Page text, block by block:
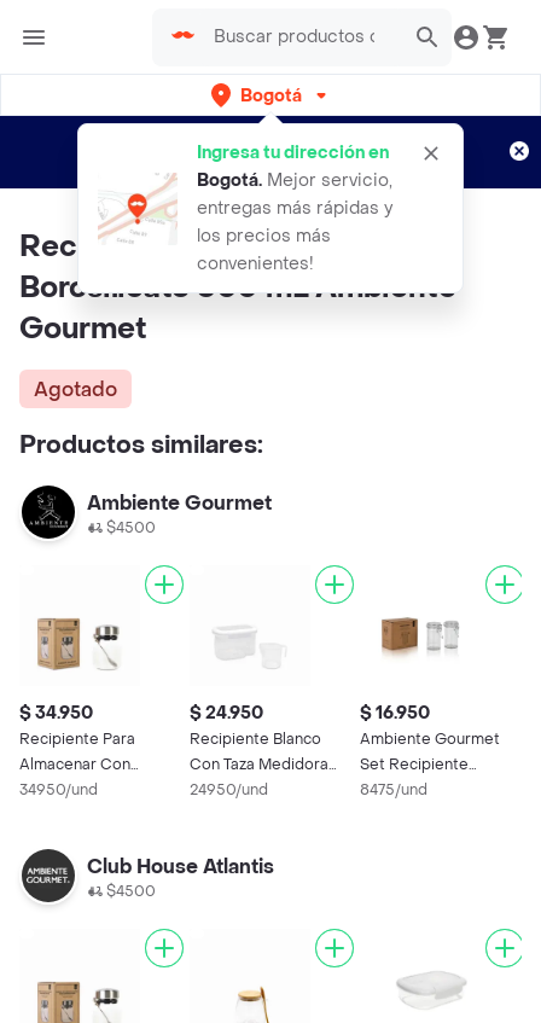
Bogotá
Ingresa tu dirección en
Bogotá. Mejor servicio,
entregas más rápidas y
los precios más
convenientes!
envíos gratis por semanas
Aplican TyC
Recipiente Rec Division en
Borosilicato 600 mL Ambiente
Gourmet
Agotado
Productos similares:
Ambiente Gourmet
$4500
$ 34.950
Recipiente Para
Almacenar Con
Cuchara 200 mL
34950/und
$ 24.950
Recipiente Blanco
Con Taza Medidora
1560 mL Ambiente
24950/und
$ 16.950
Ambiente Gourmet
Set Recipiente
Circular 100 mL
8475/und
Club House Atlantis
$4500